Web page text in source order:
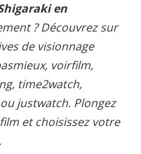
en
? Découvrez sur
de visionnage
voirfilm,
time2watch,
justwatch. Plongez
et choisissez votre